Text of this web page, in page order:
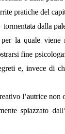
pratiche del
dalla
la quale viene
fine
e, invece di
l’autrice non
spiazzato